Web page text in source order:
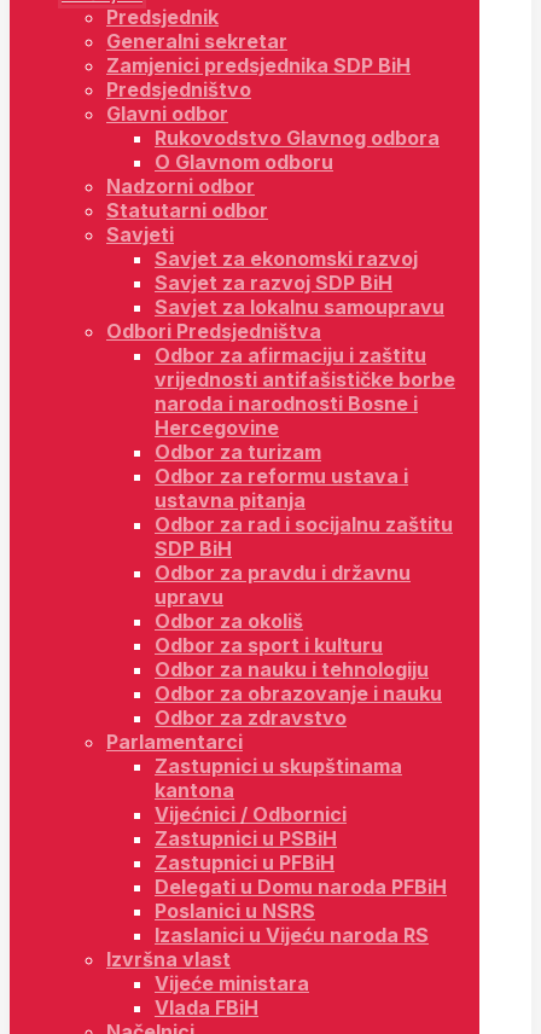
Predsjednik
Generalni sekretar
Zamjenici predsjednika SDP BiH
Predsjedništvo
Glavni odbor
Rukovodstvo Glavnog odbora
O Glavnom odboru
Nadzorni odbor
Statutarni odbor
Savjeti
Savjet za ekonomski razvoj
Savjet za razvoj SDP BiH
Savjet za lokalnu samoupravu
Odbori Predsjedništva
Odbor za afirmaciju i zaštitu
vrijednosti antifašističke borbe
naroda i narodnosti Bosne i
Hercegovine
Odbor za turizam
Odbor za reformu ustava i
ustavna pitanja
Odbor za rad i socijalnu zaštitu
SDP BiH
Odbor za pravdu i državnu
upravu
Odbor za okoliš
Odbor za sport i kulturu
Odbor za nauku i tehnologiju
Odbor za obrazovanje i nauku
Odbor za zdravstvo
Parlamentarci
Zastupnici u skupštinama
kantona
Vijećnici / Odbornici
Zastupnici u PSBiH
Zastupnici u PFBiH
Delegati u Domu naroda PFBiH
Poslanici u NSRS
Izaslanici u Vijeću naroda RS
Izvršna vlast
Vijeće ministara
Vlada FBiH